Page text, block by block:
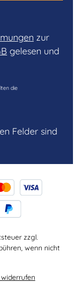
zur
gelesen und
die
Felder sind
zzgl.
wenn nicht